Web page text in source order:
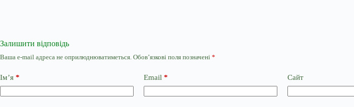
Залишити відповідь
Ваша e-mail адреса не оприлюднюватиметься. Обов’язкові поля позначені *
Ім’я * Email * Сайт